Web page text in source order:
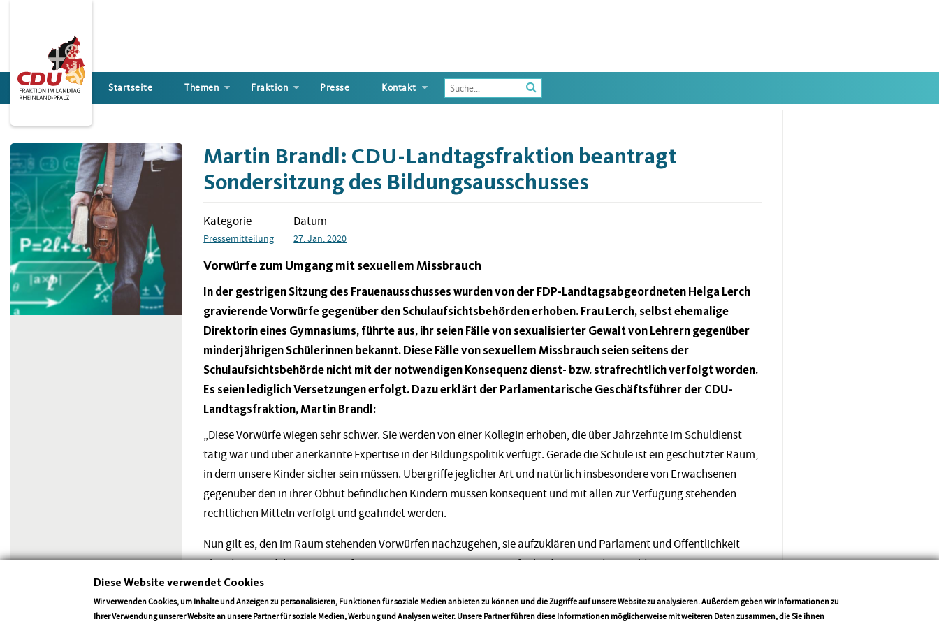
Startseite Themen Fraktion Presse Kontakt
Enter
the
to
for
Martin Brandl: CDU-Landtagsfraktion beantragt
Sondersitzung des Bildungsausschusses
Kategorie
Pressemitteilung
Datum
27. Jan. 2020
Vorwürfe zum Umgang mit sexuellem Missbrauch
In der gestrigen Sitzung des Frauenausschusses wurden von der FDP-Landtagsabgeordneten Helga Lerch
gravierende Vorwürfe gegenüber den Schulaufsichtsbehörden erhoben. Frau Lerch, selbst ehemalige
Direktorin eines Gymnasiums, führte aus, ihr seien Fälle von sexualisierter Gewalt von Lehrern gegenüber
minderjährigen Schülerinnen bekannt. Diese Fälle von sexuellem Missbrauch seien seitens der
Schulaufsichtsbehörde nicht mit der notwendigen Konsequenz dienst- bzw. strafrechtlich verfolgt worden.
Es seien lediglich Versetzungen erfolgt. Dazu erklärt der Parlamentarische Geschäftsführer der CDU-
Landtagsfraktion, Martin Brandl:
„Diese Vorwürfe wiegen sehr schwer. Sie werden von einer Kollegin erhoben, die über Jahrzehnte im Schuldienst
tätig war und über anerkannte Expertise in der Bildungspolitik verfügt. Gerade die Schule ist ein geschützter Raum,
in dem unsere Kinder sicher sein müssen. Übergriffe jeglicher Art und natürlich insbesondere von Erwachsenen
gegenüber den in ihrer Obhut befindlichen Kindern müssen konsequent und mit allen zur Verfügung stehenden
rechtlichen Mitteln verfolgt und geahndet werden.
Nun gilt es, den im Raum stehenden Vorwürfen nachzugehen, sie aufzuklären und Parlament und Öffentlichkeit
über den Stand der Dinge zu informieren. Das ist in erster Linie Aufgabe des zuständigen Bildungsministeriums. Wir
werden daher für kommende Woche eine Sondersitzung des Bildungsausschusses beantragen. Damit wollen wir
der Landesregierung Gelegenheit geben, zu diesen schweren Vorwürfen Stellung zu nehmen und ihren
Erkenntnisstand darzulegen. Konkret erwarten wir insbesondere Auskunft darüber, ob und ggf. wie viele Fälle es in
Diese Website verwendet Cookies
Wir verwenden Cookies, um Inhalte und Anzeigen zu personalisieren, Funktionen für soziale Medien anbieten zu können und die Zugriffe auf unsere Website zu analysieren. Außerdem geben wir Informationen zu
Ihrer Verwendung unserer Website an unsere Partner für soziale Medien, Werbung und Analysen weiter. Unsere Partner führen diese Informationen möglicherweise mit weiteren Daten zusammen, die Sie ihnen